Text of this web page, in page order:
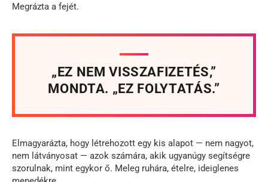
Megrázta a fejét.
„EZ NEM VISSZAFIZETÉS,”
MONDTA. „EZ FOLYTATÁS.”
Elmagyarázta, hogy létrehozott egy kis alapot — nem nagyot,
nem látványosat — azok számára, akik ugyanúgy segítségre
szorulnak, mint egykor ő. Meleg ruhára, ételre, ideiglenes